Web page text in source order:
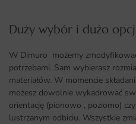
Duży wybór i dużo
W Dimuro możemy
potrzebami. Sam wybierasz
materiałów. W momencie
możesz dowolnie wykadrować
orientację (pionowo , poziomo)
lustrzanym odbiciu. Wszystkie